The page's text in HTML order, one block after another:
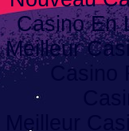
Casino En
Meilleur
Meilleur